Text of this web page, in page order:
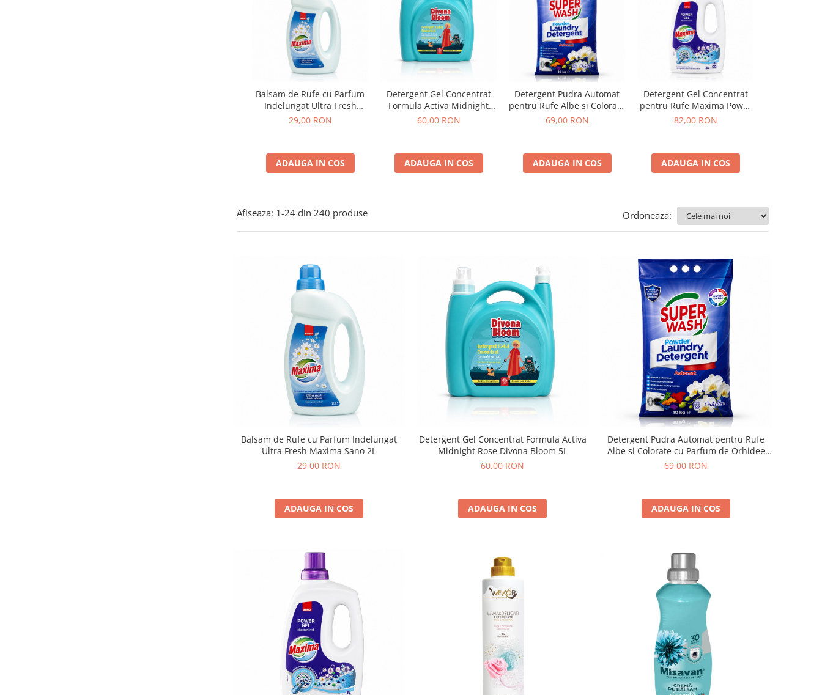
Balsam de Rufe cu Parfum
Indelungat Ultra Fresh
Maxima Sano 2L
29,00 RON
ADAUGA IN COS
Detergent Gel Concentrat
Formula Activa Midnight
Rose Divona Bloom 5L
60,00 RON
ADAUGA IN COS
Detergent Pudra Automat
pentru Rufe Albe si Colorate
cu Parfum de Orhidee
69,00 RON
ADAUGA IN COS
Detergent Gel Concentrat
pentru Rufe Maxima Power
Gel Mountain Fresh SANO
82,00 RON
ADAUGA IN COS
Afiseaza: 1-24 din 240 produse Ordoneaza:
Balsam de Rufe cu Parfum Indelungat
Ultra Fresh Maxima Sano 2L
29,00 RON
ADAUGA IN COS
Detergent Gel Concentrat Formula Activa
Midnight Rose Divona Bloom 5L
60,00 RON
ADAUGA IN COS
Detergent Pudra Automat pentru Rufe
Albe si Colorate cu Parfum de Orhidee
Super Wash 10 Kg
69,00 RON
ADAUGA IN COS